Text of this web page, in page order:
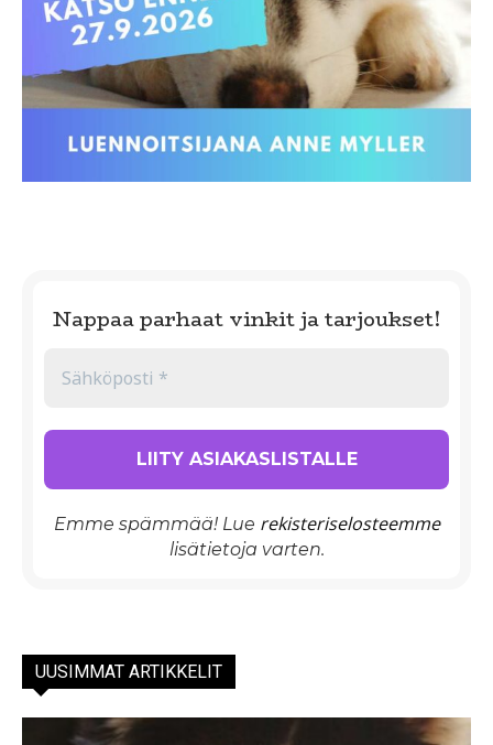
Nappaa parhaat vinkit ja tarjoukset!
Emme spämmää! Lue rekisteriselosteemme
lisätietoja varten.
UUSIMMAT ARTIKKELIT